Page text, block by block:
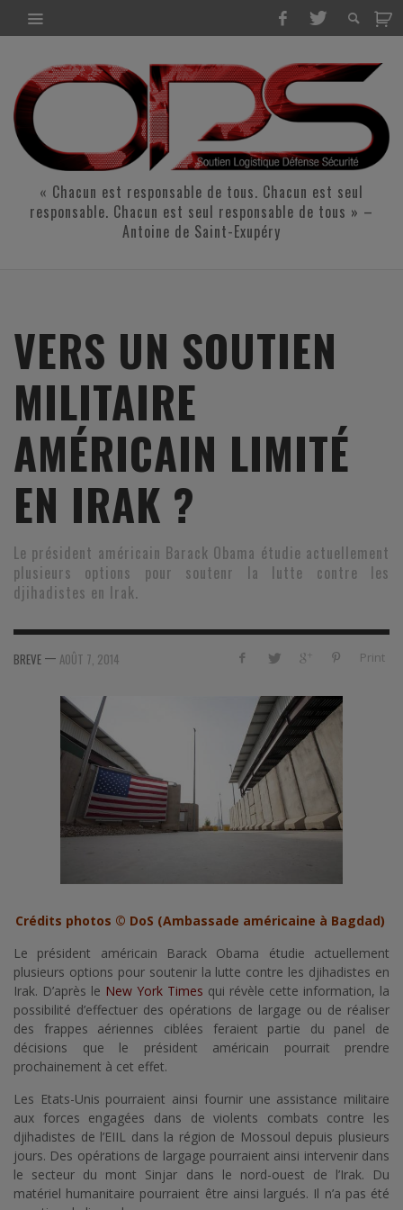
« Chacun est responsable de tous. Chacun est seul
responsable. Chacun est seul responsable de tous » –
Antoine de Saint-Exupéry
VERS UN SOUTIEN
MILITAIRE
AMÉRICAIN LIMITÉ
EN IRAK ?
Le président américain Barack Obama étudie actuellement
plusieurs options pour soutenr la lutte contre les
djihadistes en Irak.
Print
BREVE — AOÛT 7, 2014
Crédits photos © DoS (Ambassade américaine à Bagdad)
Le président américain Barack Obama étudie actuellement
plusieurs options pour soutenir la lutte contre les djihadistes en
Irak. D’après le New York Times qui révèle cette information, la
possibilité d’effectuer des opérations de largage ou de réaliser
des frappes aériennes ciblées feraient partie du panel de
décisions que le président américain pourrait prendre
prochainement à cet effet.
Les Etats-Unis pourraient ainsi fournir une assistance militaire
aux forces engagées dans de violents combats contre les
djihadistes de l’EIIL dans la région de Mossoul depuis plusieurs
jours. Des opérations de largage pourraient ainsi intervenir dans
le secteur du mont Sinjar dans le nord-ouest de l’Irak. Du
matériel humanitaire pourraient être ainsi largués. Il n’a pas été